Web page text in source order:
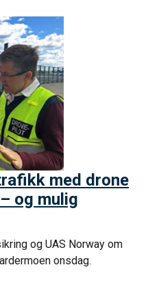
med drone
og mulig
og UAS Norway om
onsdag.